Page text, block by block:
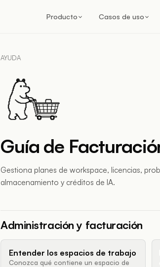
Producto Casos de uso
AYUDA
Guía de
Gestiona planes de workspace, licencias,
almacenamiento y créditos de IA.
Administración y facturación
Entender los espacios de trabajo
Conozca qué contiene un espacio de